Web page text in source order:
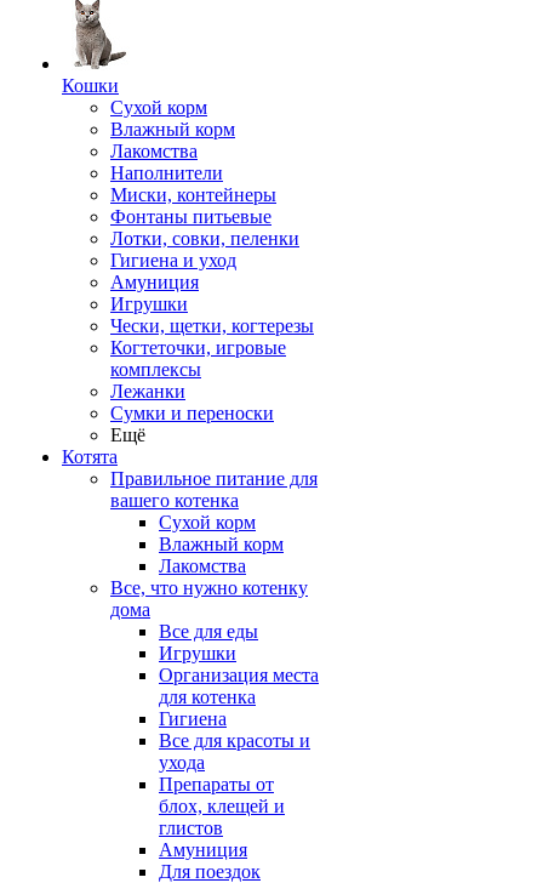
Кошки
Сухой корм
Влажный корм
Лакомства
Наполнители
Миски, контейнеры
Фонтаны питьевые
Лотки, совки, пеленки
Гигиена и уход
Амуниция
Игрушки
Чески, щетки, когтерезы
Когтеточки, игровые
комплексы
Лежанки
Сумки и переноски
Ещё
Котята
Правильное питание для
вашего котенка
Сухой корм
Влажный корм
Лакомства
Все, что нужно котенку
дома
Все для еды
Игрушки
Организация места
для котенка
Гигиена
Все для красоты и
ухода
Препараты от
блох, клещей и
глистов
Амуниция
Для поездок